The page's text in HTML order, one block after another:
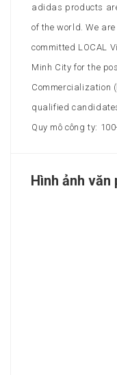
adidas products
of the world. We
committed LOCAL
Minh City for the
Commercialization
qualified
Quy mô công ty:
Hình ảnh văn